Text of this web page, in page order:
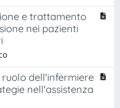
e trattamento
nei pazienti
dell'infermiere
nell'assistenza